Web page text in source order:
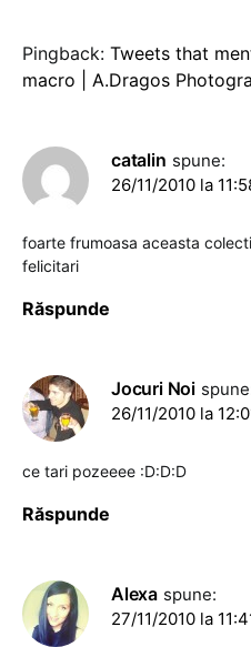
Pingback: Tweets that
macro | A.Dragos
catalin spune:
26/11/2010 la
foarte frumoasa aceasta
felicitari
Răspunde
Jocuri Noi
26/11/2010 la
ce tari pozeeee :D:D:D
Răspunde
Alexa spune:
27/11/2010 la